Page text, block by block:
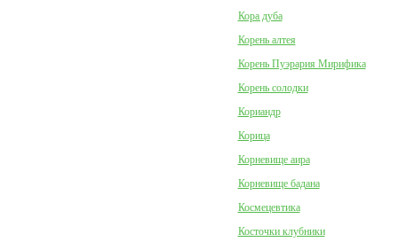
Кора дуба
Корень алтея
Корень Пуэрария Мирифика
Корень солодки
Кориандр
Корица
Корневище аира
Корневище бадана
Космецевтика
Косточки клубники